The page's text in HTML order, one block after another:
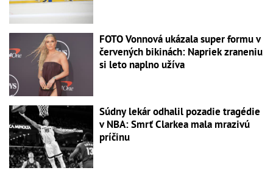
FOTO Vonnová ukázala super formu v
červených bikinách: Napriek zraneniu
si leto naplno užíva
Súdny lekár odhalil pozadie tragédie
v NBA: Smrť Clarkea mala mrazivú
príčinu